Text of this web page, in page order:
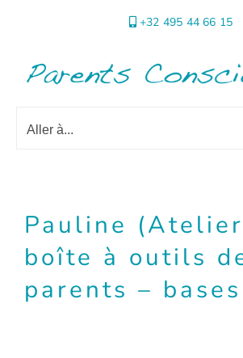
+32 495 44 66 15
Aller à...
Pauline
boîte à outils
parents –